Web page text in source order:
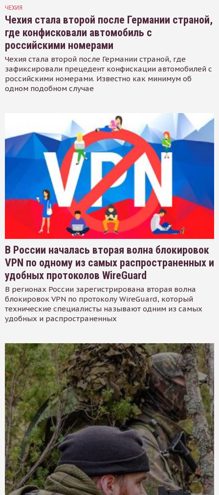
ЧЕХИЯ
Чехия стала второй после Германии страной,
где конфисковали автомобиль с
российскими номерами
Чехия стала второй после Германии страной, где
зафиксировали прецедент конфискации автомобилей с
российскими номерами. Известно как минимум об
одном подобном случае
В России началась вторая волна блокировок
VPN по одному из самых распространенных и
удобных протоколов WireGuard
В регионах России зарегистрирована вторая волна
блокировок VPN по протоколу WireGuard, который
технические специалисты называют одним из самых
удобных и распространенных